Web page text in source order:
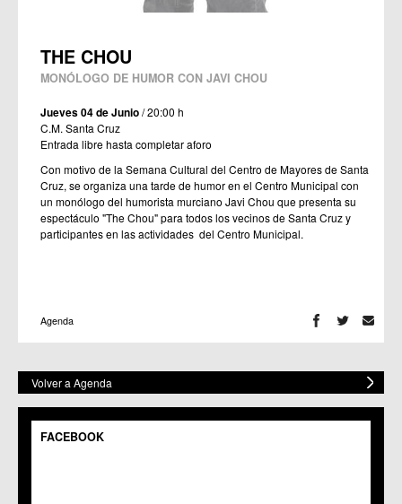
THE CHOU
MONÓLOGO DE HUMOR CON JAVI CHOU
Jueves 04 de Junio/ 20:00 h
C.M. Santa Cruz
Entrada libre hasta completar aforo
Con motivo de la Semana Cultural del Centro de Mayores de Santa
Cruz, se organiza una tarde de humor en el Centro Municipal con
un monólogo del humorista murciano Javi Chou que presenta su
espectáculo "The Chou" para todos los vecinos de Santa Cruz y
participantes en las actividades del Centro Municipal.
Agenda
Volver a Agenda
FACEBOOK